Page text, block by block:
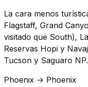
La cara menos
Flagstaff, Grand
visitado que South),
Reservas Hopi y
Tucson y Saguaro NP.
Phoenix → Phoenix